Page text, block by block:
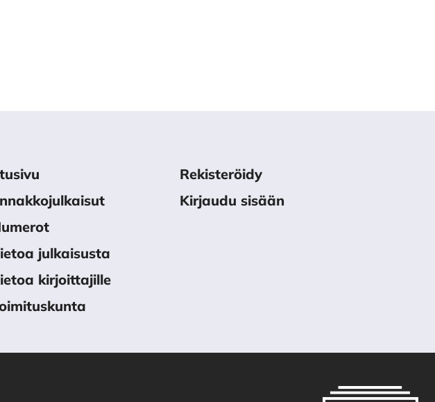
julkaisusta
kirjoittajille
Rekisteröidy
Kirjaudu sisään